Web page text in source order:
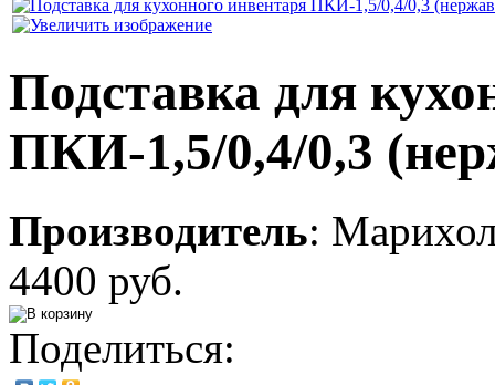
Подставка для
ПКИ-1,5/0,4/0,3
Производитель:
4400 руб.
Поделиться: